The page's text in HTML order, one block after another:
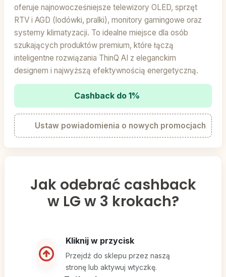
oferuje najnowocześniejsze telewizory OLED, sprzęt
RTV i AGD (lodówki, pralki), monitory gamingowe oraz
systemy klimatyzacji. To idealne miejsce dla osób
szukających produktów premium, które łączą
inteligentne rozwiązania ThinQ AI z eleganckim
designem i najwyższą efektywnością energetyczną.
Cashback do 1%
Ustaw powiadomienia o nowych promocjach
Jak odebrać cashback
w LG w 3 krokach?
Kliknij w przycisk
Przejdź do sklepu przez naszą
stronę lub aktywuj wtyczkę.